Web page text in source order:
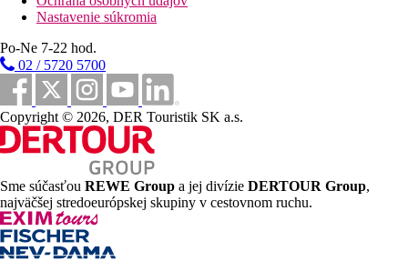
Piesočná pláž priamo pri hoteli. Lehátka a slnečníky v záhrade
pri pláži.
Stravovanie
Raňajky
raňajky formou bufetu v reštaurácii Spices
Polpenzia
raňajky formou bufetu v reštaurácii Spices
večera formou trojchodového servírovaného menu v
Kokulo Beach Club & Restaurant
Nastavenie súkromia
Po-Ne 7-22 hod.
02 / 5720 5700
Copyright © 2026, DER Touristik SK a.s.
Sme súčasťou REWE Group a jej divízie DERTOUR Group,
najväčšej stredoeurópskej skupiny v cestovnom ruchu.